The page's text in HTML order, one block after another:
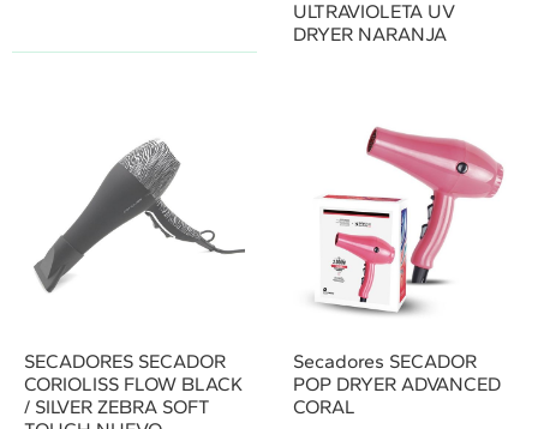
ULTRAVIOLETA UV
DRYER NARANJA
SECADORES SECADOR
CORIOLISS FLOW BLACK
/ SILVER ZEBRA SOFT
Secadores SECADOR
POP DRYER ADVANCED
CORAL